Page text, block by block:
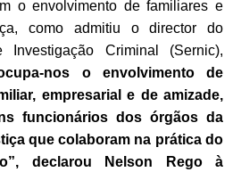
o envolvimento de familiares e
como admitiu o director do
Criminal (Sernic),
nos o envolvimento de
empresarial e de amizade,
funcionários dos órgãos da
que colaboram na prática do
declarou Nelson Rego à